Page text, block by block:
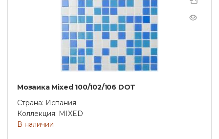
Мозаика Mixed 100/102/106 DOT
Страна: Испания
Коллекция: MIXED
В наличии